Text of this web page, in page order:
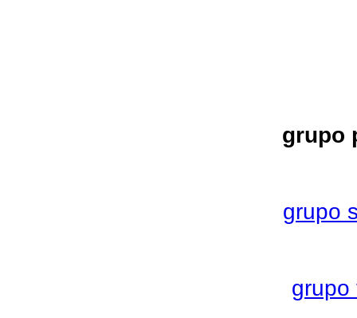
grupo
grupo
grupo